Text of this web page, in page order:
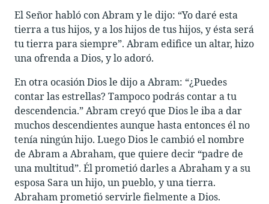
El Señor habló con Abram y le dijo: “Yo daré esta
tierra a tus hijos, y a los hijos de tus hijos, y ésta será
tu tierra para siempre”. Abram edifice un altar, hizo
una ofrenda a Dios, y lo adoró.
En otra ocasión Dios le dijo a Abram: “¿Puedes
contar las estrellas? Tampoco podrás contar a tu
descendencia.” Abram creyó que Dios le iba a dar
muchos descendientes aunque hasta entonces él no
tenía ningún hijo. Luego Dios le cambió el nombre
de Abram a Abraham, que quiere decir “padre de
una multitud”. Él prometió darles a Abraham y a su
esposa Sara un hijo, un pueblo, y una tierra.
Abraham prometió servirle fielmente a Dios.